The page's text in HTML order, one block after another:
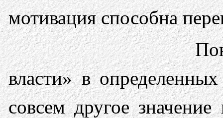
мотивация способна
власти» в
совсем другое